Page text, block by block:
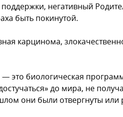
негативный
быть покинутой.
карцинома,
это биологическая
до мира, не
они были отвергнуты или